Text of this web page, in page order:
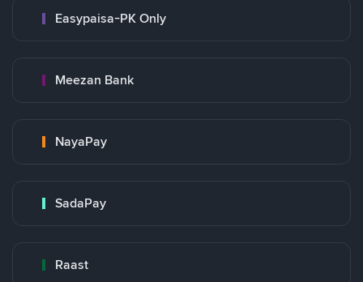
Easypaisa-PK Only
Meezan Bank
NayaPay
SadaPay
Raast